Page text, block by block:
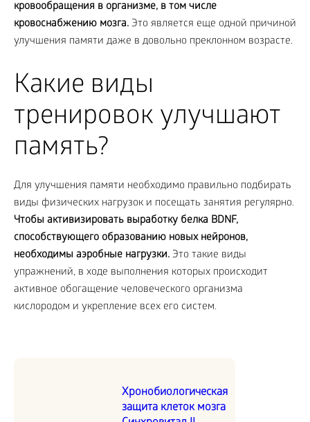
кровообращения в организме, в том числе
кровоснабжению мозга. Это является еще одной причиной
улучшения памяти даже в довольно преклонном возрасте.
Какие виды
тренировок улучшают
память?
Для улучшения памяти необходимо правильно подбирать
виды физических нагрузок и посещать занятия регулярно.
Чтобы активизировать выработку белка BDNF,
способствующего образованию новых нейронов,
необходимы аэробные нагрузки. Это такие виды
упражнений, в ходе выполнения которых происходит
активное обогащение человеческого организма
кислородом и укрепление всех его систем.
Хронобиологическая
защита клеток мозга